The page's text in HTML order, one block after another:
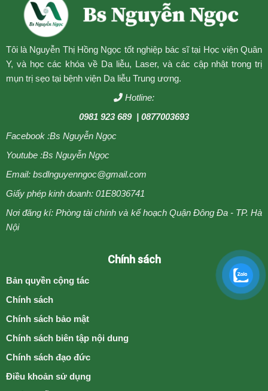
Tôi là Nguyễn Thị Hồng Ngọc tốt nghiệp bác sĩ tại Học viện Quân
Y, và học các khóa về Da liễu, Laser, và các cập nhật trong trị
mụn trị sẹo tại bệnh viện Da liễu Trung ương.
Hotline:
0981 923 689| 0877003693
Facebook :Bs Nguyễn Ngọc
Youtube :Bs Nguyễn Ngọc
Email: bsdlnguyenngoc@gmail.com
Giấy phép kinh doanh: 01E8036741
Nơi đăng kí: Phòng tài chính và kế hoạch Quận Đông Đa - TP. Hà
Nội
Chính sách
Bản quyền cộng tác
Chính sách
Chính sách bảo mật
Chính sách biên tập nội dung
Chính sách đạo đức
Điều khoản sử dụng